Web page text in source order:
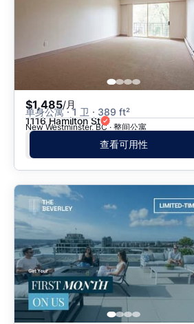
$1,485/月
单身公寓 · 1 卫 · 389 ft²
1116 Hamilton St
New Westminster, BC · 整间公寓
查看可用性